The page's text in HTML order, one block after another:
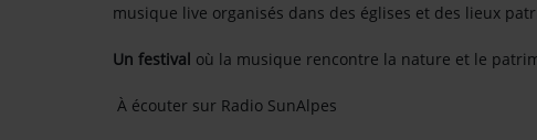
OÙ SOMMES-NOUS ?
musique live organisés dans des églises et des lieux
Un festival où la musique rencontre la nature et le
À écouter sur Radio SunAlpes